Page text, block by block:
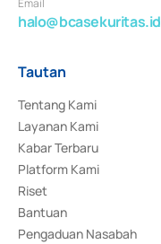
halo@bcasekuritas.id
Tautan
Tentang Kami
Layanan Kami
Kabar Terbaru
Platform Kami
Riset
Bantuan
Pengaduan Nasabah